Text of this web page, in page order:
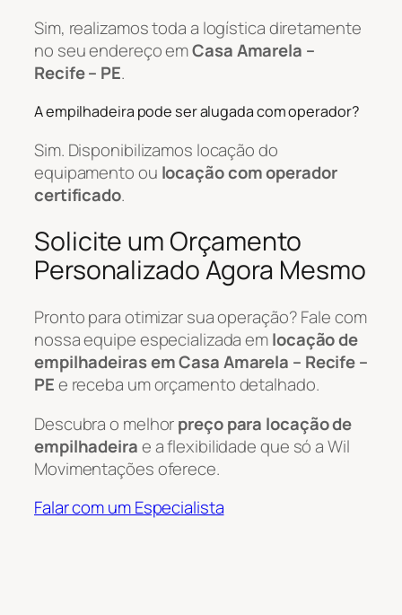
Sim, realizamos toda a logística diretamente
no seu endereço emCasa Amarela –
Recife – PE.
A empilhadeira pode ser alugada com operador?
Sim. Disponibilizamos locação do
equipamento ou locação com operador
certificado.
Solicite um Orçamento
Personalizado Agora Mesmo
Pronto para otimizar sua operação? Fale com
nossa equipe especializada emlocação de
empilhadeiras em Casa Amarela – Recife –
PEe receba um orçamento detalhado.
Descubra o melhorpreço para locação de
empilhadeirae a flexibilidade que só a Wil
Movimentações oferece.
Falar com um Especialista